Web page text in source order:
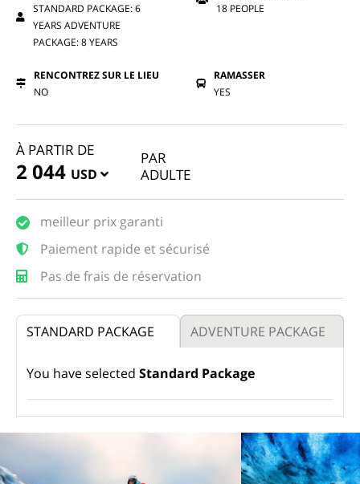
STANDARD PACKAGE: 6
YEARS ADVENTURE
PACKAGE: 8 YEARS
18 PEOPLE
RENCONTREZ SUR LE LIEU
NO
RAMASSER
YES
À PARTIR DE
2 044 USD
PAR
ADULTE
meilleur prix garanti
Paiement rapide et sécurisé
Pas de frais de réservation
STANDARD PACKAGE ADVENTURE PACKAGE
You have selected Standard Package